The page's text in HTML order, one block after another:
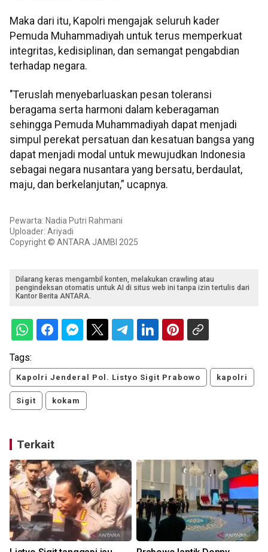
Maka dari itu, Kapolri mengajak seluruh kader
Pemuda Muhammadiyah untuk terus memperkuat
integritas, kedisiplinan, dan semangat pengabdian
terhadap negara.
"Teruslah menyebarluaskan pesan toleransi
beragama serta harmoni dalam keberagaman
sehingga Pemuda Muhammadiyah dapat menjadi
simpul perekat persatuan dan kesatuan bangsa yang
dapat menjadi modal untuk mewujudkan Indonesia
sebagai negara nusantara yang bersatu, berdaulat,
maju, dan berkelanjutan,” ucapnya.
Pewarta: Nadia Putri Rahmani
Uploader: Ariyadi
Copyright © ANTARA JAMBI 2025
Dilarang keras mengambil konten, melakukan crawling atau
pengindeksan otomatis untuk AI di situs web ini tanpa izin tertulis dari
Kantor Berita ANTARA.
Tags:
Kapolri Jenderal Pol. Listyo Sigit Prabowo kapolri
Sigit kokam
Terkait